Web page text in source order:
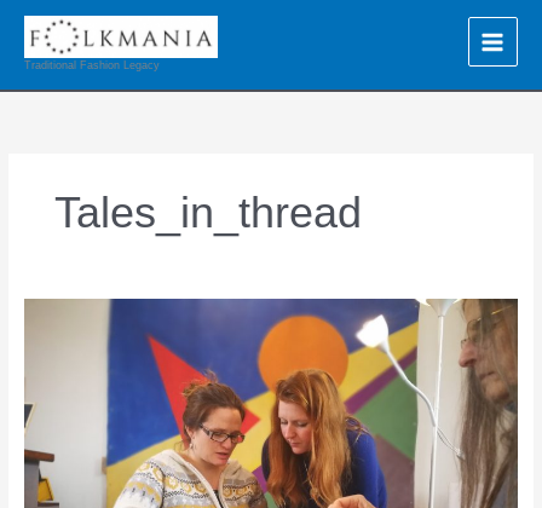
contenido
Traditional Fashion Legacy
Tales_in_thread